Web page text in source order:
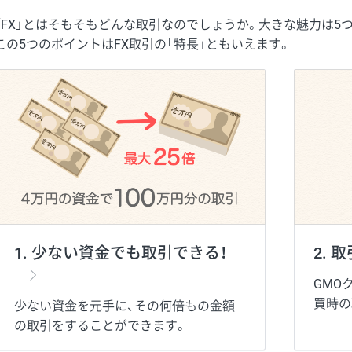
FX」とはそもそもどんな取引なのでしょうか。大きな魅力は5
の5つのポイントはFX取引の「特長」ともいえます。
1. 少ない資金でも取引できる！
少ない資金を元手に、その何倍もの金額
の取引をすることができます。
2. 取
GMO
買時